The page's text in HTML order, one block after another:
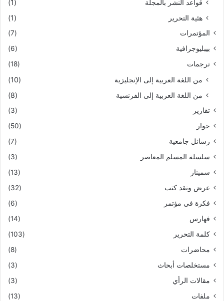
قواعد النشر بالمجلة
(1)
هئية التحرير
(1)
المؤتمرات
(7)
بيبليوجرافية
(6)
ترجمات
(18)
من اللغة العربية إلى الإنجليزية
(10)
من اللغة العربية إلى الفرنسية
(8)
تقارير
(3)
حوار
(50)
رسائل جامعية
(7)
سلسلة المسلم المعاصر
(3)
سمينار
(13)
عرض ونقد كتب
(32)
فكرة في مؤتمر
(6)
فهارس
(14)
كلمة التحرير
(103)
محاضرات
(8)
مستخلصات أبحاث
(3)
مقالات الرأي
(3)
ملفات
(13)